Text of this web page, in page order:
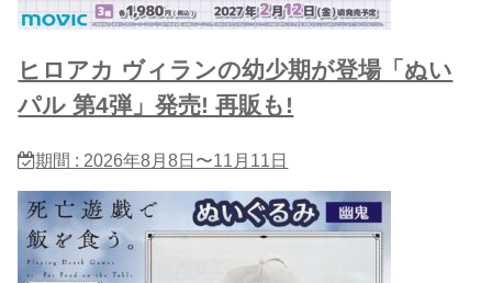
ヒロアカ ヴィランの幼少期が登場「ぬい
パル 第4弾」発売! 再販も!
期間 : 2026年8月8日〜11月11日